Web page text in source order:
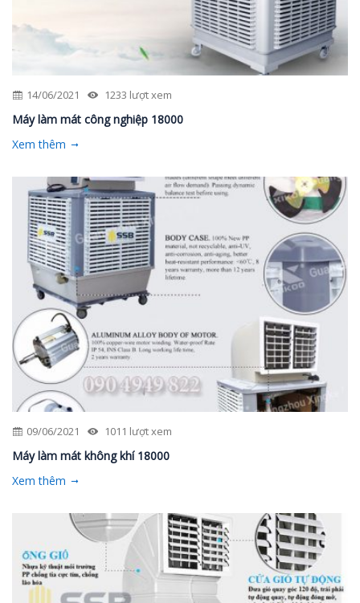
14/06/2021 1233 lượt xem
Máy làm mát công nghiệp 18000
Xem thêm
09/06/2021 1011 lượt xem
Máy làm mát không khí 18000
Xem thêm